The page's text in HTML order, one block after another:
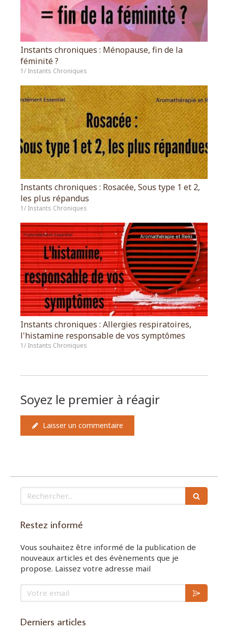
Instants chroniques : Ménopause, fin de la
féminité ?
1/ Instants Chroniques
Instants chroniques : Rosacée, Sous type 1 et 2,
les plus répandus
1/ Instants Chroniques
Instants chroniques : Allergies respiratoires,
l'histamine responsable de vos symptômes
1/ Instants Chroniques
Soyez le premier à réagir
Laisser un commentaire
Rechercher
Restez informé
Vous souhaitez être informé de la publication de
nouveaux articles et des évènements que je
propose. Laissez votre adresse mail
Votre email
Derniers articles